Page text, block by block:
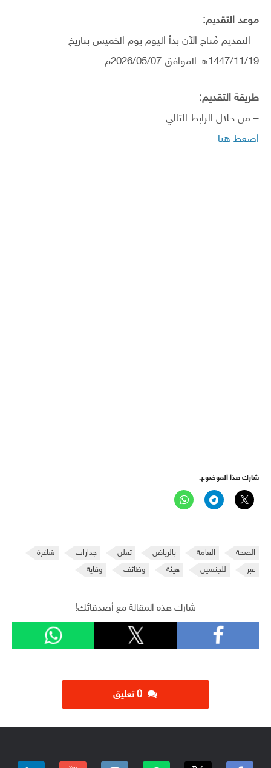
موعد التقديم:
– التقديم مُتاح الآن بدأ اليوم يوم الخميس بتاريخ
1447/11/19هـ الموافق 2026/05/07م.
طريقة التقديم:
– من خلال الرابط التالي:
اضغط هنا
شارك هذا الموضوع:
الصحة العامة بالرياض تعلن جدارات
شاغرة
عبر
للجنسين هيئة وظائف وقاية
شارك هذه المقالة مع أصدقائك!